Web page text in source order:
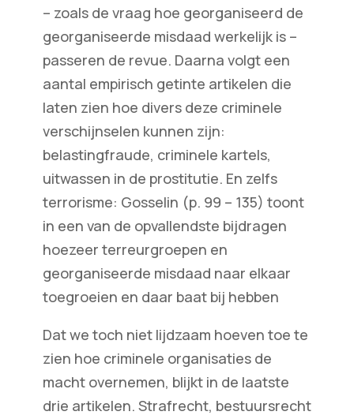
– zoals de vraag hoe georganiseerd de
georganiseerde misdaad werkelijk is –
passeren de revue. Daarna volgt een
aantal empirisch getinte artikelen die
laten zien hoe divers deze criminele
verschijnselen kunnen zijn:
belastingfraude, criminele kartels,
uitwassen in de prostitutie. En zelfs
terrorisme: Gosselin (p. 99 – 135) toont
in een van de opvallendste bijdragen
hoezeer terreurgroepen en
georganiseerde misdaad naar elkaar
toegroeien en daar baat bij hebben
Dat we toch niet lijdzaam hoeven toe te
zien hoe criminele organisaties de
macht overnemen, blijkt in de laatste
drie artikelen. Strafrecht, bestuursrecht